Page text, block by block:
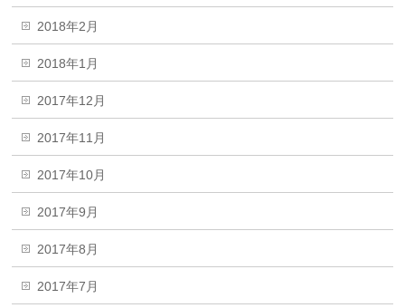
2018年2月
2018年1月
2017年12月
2017年11月
2017年10月
2017年9月
2017年8月
2017年7月